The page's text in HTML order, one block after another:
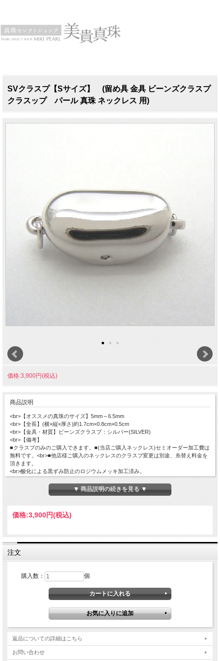
SVクラスプ【Sサイズ】 (留め具 金具 ビーンズクラスプ
クラスップ パール 真珠 ネックレス 用)
価格:3,900円(税込)
商品説明
<br>【オススメの真珠のサイズ】5mm～6.5mm
<br>【全長】(横×縦×厚さ)約1.7cm×0.8cm×0.5cm
<br>【金具・材質】ビーンズクラスプ：シルバー(SILVER)
<br>【備考】
■クラスプのみのご購入できます。■(当店ご購入ネックレス)セミオーダー加工費は
無料です。<br>■他店様ご購入のネックレスのクラスプ変更は別途、糸替え料金を
頂きます。
<br>酸化による黒ずみ防止のロジウムメッキ加工済み。
▼ 商品説明の続きを見る ▼
価格:3,900円(税込)
注文
購入数： 個
返品についての詳細はこちら
お問い合わせ